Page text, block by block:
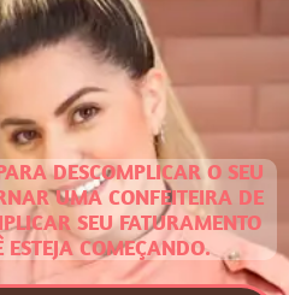
DESCOMPLICAR O SEU
UMA CONFEITEIRA DE
SEU FATURAMENTO
COMEÇANDO.